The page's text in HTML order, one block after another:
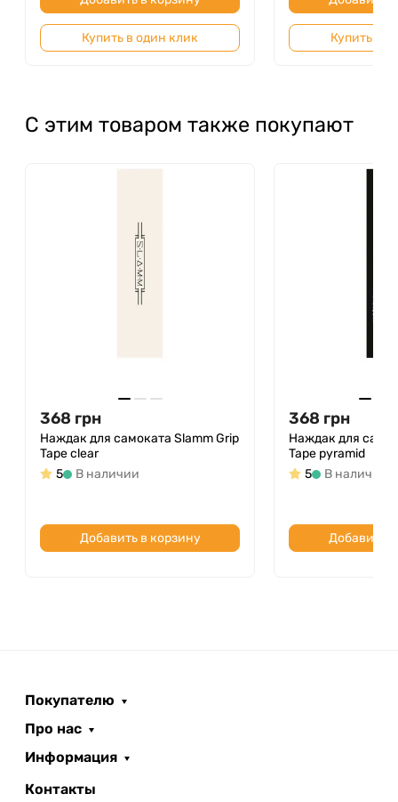
и уверенное управление самокатом в любых
условиях.
Купить в один клик Купить в
С этим товаром также покупают
368 грн
Наждак для самоката Slamm Grip
Tape clear
5
В наличии
Добавить в корзину
368 грн
Наждак для
Tape pyramid
5
В наличии
Добавить
Покупателю
Про нас
Информация
Контакты